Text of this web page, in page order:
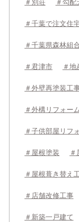
＃別荘 ＃勾配
＃千葉で注文住
＃千葉県森林組
＃君津市 ＃地
＃外壁再塗装工
＃外構リフォーム
＃子供部屋リフ
＃屋根塗装 ＃
＃屋根葺き替え
＃店舗改修工事
＃新築一戸建て